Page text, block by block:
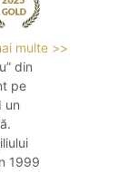
multe >>
din
pe
un
1999